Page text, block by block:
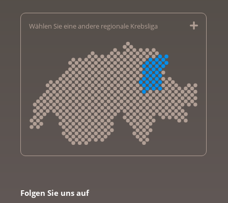
Wählen Sie eine andere regionale Krebsliga
Krebsliga Bern
Folgen Sie uns auf